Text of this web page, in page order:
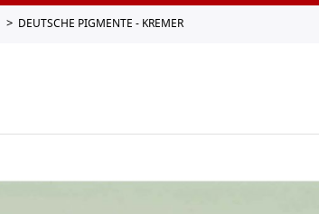
DEUTSCHE PIGMENTE - KREMER